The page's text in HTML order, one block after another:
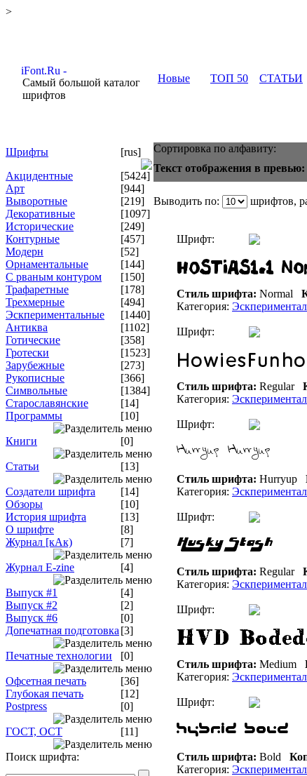
>
Самый большой каталог
шрифтов
Новые ТОП 50 СТАТЬИ
Шрифты
[rus]
Акцидентные
[5424]
Арт
[944]
Выворотные
[219]
Декоративные
[1097]
Исторические
[249]
Контурные
[457]
Модерн
[52]
Орнаментальные
[144]
С рваным контуром
[150]
Трафаретные
[178]
Трехмерные
[494]
Эскпериментальные
[1440]
Антиква
[1102]
Готические
[358]
Гротески
[1523]
Зарубежные
[273]
Рукописные
[366]
Символьные
[1384]
Старославянские
[14]
Программы
[10]
Книги [0]
Статьи [13]
Создатели шрифта
[14]
Обзоры
[10]
История шрифта
[13]
О шрифте
[8]
Журнал [кАк)
[7]
Журнал E-zine [4]
Выпуск #1
[4]
Выпуск #2
[2]
Выпуск #6
[0]
Допечатная подготовка [3]
Печатные технологии [0]
Офсетная печать
[36]
Глубокая печать
[12]
Postpress
[0]
ГОСТ, ОСТ [11]
Поиск шрифта:
Сортировка по алфавиту:
Текст отображения в превью:
Выводить по: шрифтов,
Шрифт:
Стиль шрифта: Normal
Категория:
Шрифт:
Стиль шрифта: Regular
Категория:
Шрифт:
Стиль шрифта: Hurryup
Категория:
Шрифт:
Стиль шрифта: Regular
Категория:
Шрифт:
Стиль шрифта: Medium
Категория:
Шрифт:
Стиль шрифта: Bold
Категория: